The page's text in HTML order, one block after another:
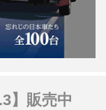
】販売中